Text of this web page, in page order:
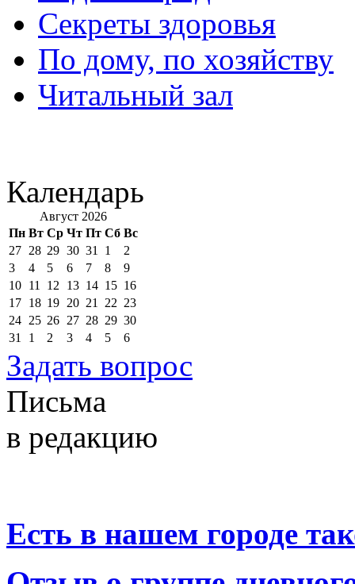
Секреты здоровья
По дому, по хозяйству
Читальный зал
Календарь
Август 2026
Пн Вт Ср Чт Пт Сб Вс
27 28 29 30 31 1
2
3
4 5 6 7 8
9
10 11 12 13 14 15 16
17 18 19 20 21 22 23
24 25 26 27 28 29 30
31
1 2 3 4 5 6
Задать вопрос
Письма
в редакцию
Есть в нашем городе